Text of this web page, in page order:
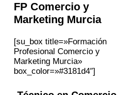
FP Comercio y
Marketing Murcia
[su_box title=»Formación
Profesional Comercio y
Marketing Murcia»
box_color=»#3181d4″]